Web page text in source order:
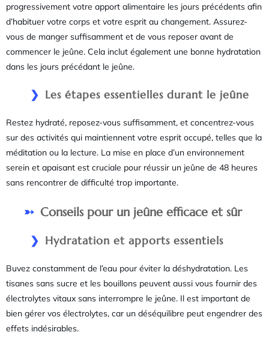
progressivement votre apport alimentaire les jours précédents afin
d’habituer votre corps et votre esprit au changement. Assurez-
vous de manger suffisamment et de vous reposer avant de
commencer le jeûne. Cela inclut également une bonne hydratation
dans les jours précédant le jeûne.
Les étapes essentielles durant le jeûne
Restez hydraté, reposez-vous suffisamment, et concentrez-vous
sur des activités qui maintiennent votre esprit occupé, telles que la
méditation ou la lecture. La mise en place d’un environnement
serein et apaisant est cruciale pour réussir un jeûne de 48 heures
sans rencontrer de difficulté trop importante.
Conseils pour un jeûne efficace et sûr
Hydratation et apports essentiels
Buvez constamment de l’eau pour éviter la déshydratation. Les
tisanes sans sucre et les bouillons peuvent aussi vous fournir des
électrolytes vitaux sans interrompre le jeûne. Il est important de
bien gérer vos électrolytes, car un déséquilibre peut engendrer des
effets indésirables.